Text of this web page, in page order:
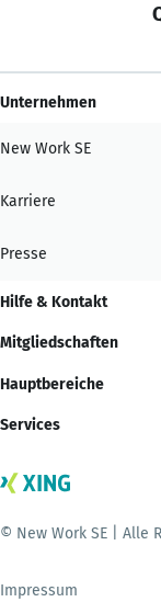
Unternehmen
New Work SE
Karriere
Presse
Hilfe & Kontakt
Mitgliedschaften
Hauptbereiche
Services
© New Work SE | Alle
Impressum